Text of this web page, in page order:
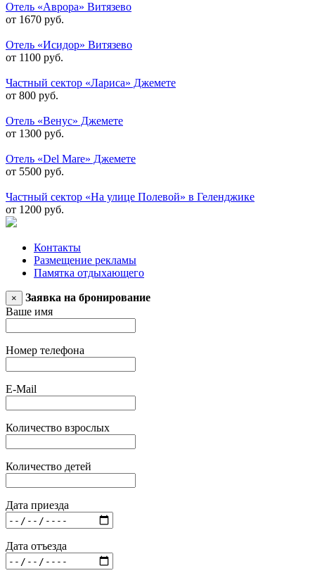
Отель «Аврора» Витязево
от 1670 руб.
Отель «Исидор» Витязево
от 1100 руб.
Частный сектор «Лариса» Джемете
от 800 руб.
Отель «Венус» Джемете
от 1300 руб.
Отель «Del Mare» Джемете
от 5500 руб.
Частный сектор «На улице Полевой» в Геленджике
от 1200 руб.
Контакты
Размещение рекламы
Памятка отдыхающего
×
Заявка на бронирование
Ваше имя
Номер телефона
E-Mail
Количество взрослых
Количество детей
Дата приезда
Дата отъезда